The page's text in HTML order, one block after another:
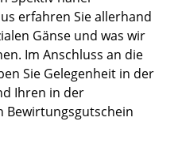
erfahren Sie allerhand
Gänse und was wir
Im Anschluss an die
Sie Gelegenheit in der
Ihren in der
Bewirtungsgutschein